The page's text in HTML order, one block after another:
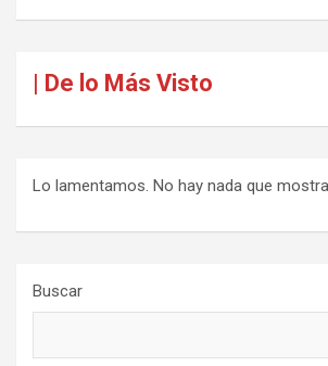
| De lo Más Visto
Lo lamentamos. No hay nada que
Buscar